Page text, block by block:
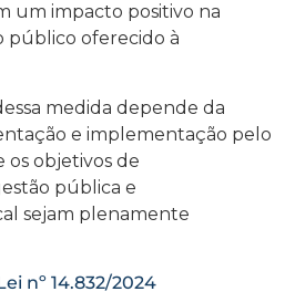
um impacto positivo na
público oferecido à
medida depende da
e implementação pelo
os objetivos de
pública e
sejam plenamente
nº 14.832/2024